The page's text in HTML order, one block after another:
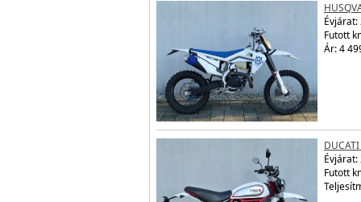
Évjárat:
Futott
Ár: 4
DUCATI
Évjárat:
Futott